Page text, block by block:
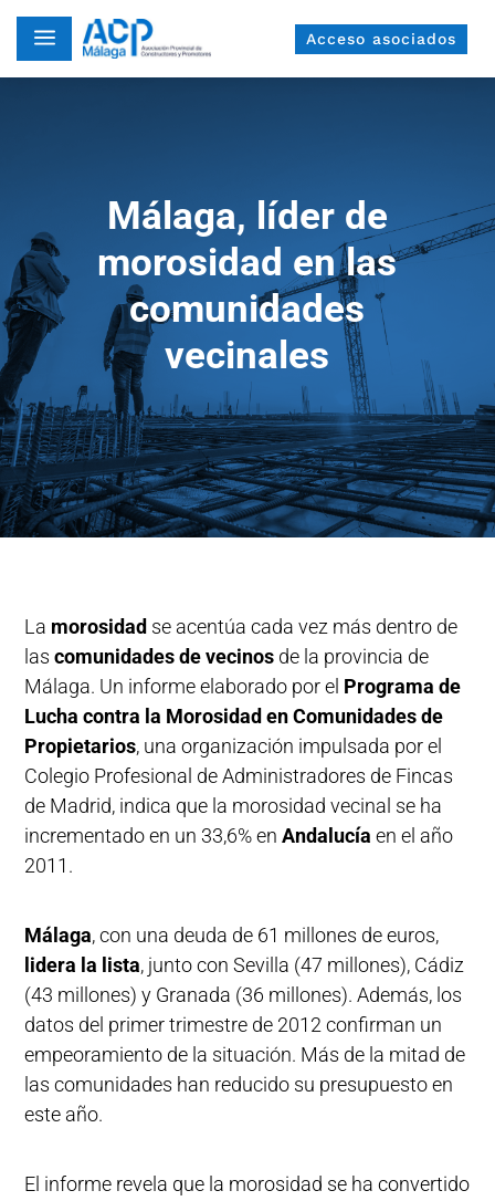
a Acceso asociados
Málaga, líder de
morosidad en las
comunidades
vecinales
La morosidad se acentúa cada vez más dentro de
lascomunidades de vecinos de la provincia de
Málaga. Un informe elaborado por el Programa de
Lucha contra la Morosidad en Comunidades de
Propietarios, una organización impulsada por el
Colegio Profesional de Administradores de Fincas
de Madrid, indica que la morosidad vecinal se ha
incrementado en un 33,6% enAndalucía en el año
2011.
Málaga, con una deuda de 61 millones de euros,
lidera la lista, junto con Sevilla (47 millones), Cádiz
(43 millones) y Granada (36 millones). Además, los
datos del primer trimestre de 2012 confirman un
empeoramiento de la situación. Más de la mitad de
las comunidades han reducido su presupuesto en
este año.
El informe revela que la morosidad se ha convertido